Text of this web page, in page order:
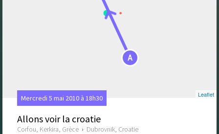
A
Leaflet
Mercredi 5 mai 2010 à 18h30
Allons voir la croatie
Corfou, Kerkira, Grèce › Dubrovnik, Croatie